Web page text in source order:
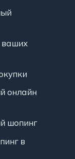
ваших
онлайн
шопинг
в